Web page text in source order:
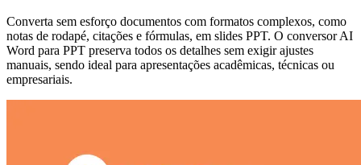
Converta sem esforço documentos com formatos complexos, como
notas de rodapé, citações e fórmulas, em slides PPT. O conversor AI
Word para PPT preserva todos os detalhes sem exigir ajustes
manuais, sendo ideal para apresentações acadêmicas, técnicas ou
empresariais.